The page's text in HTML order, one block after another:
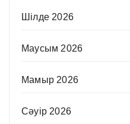
Шілде 2026
Маусым 2026
Мамыр 2026
Сәуір 2026